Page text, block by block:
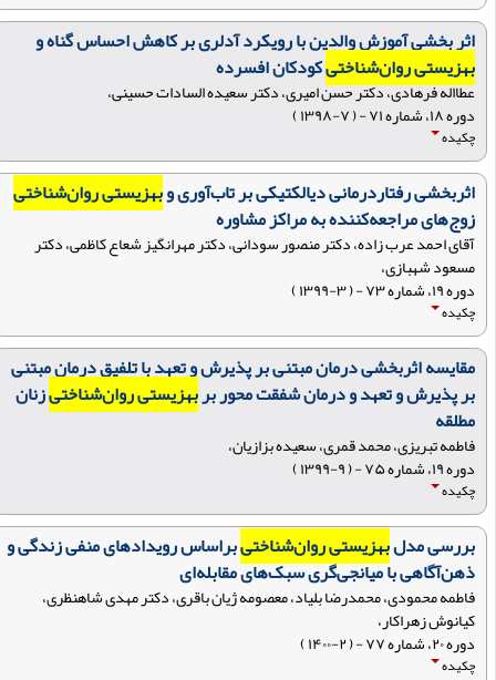
اثر بخشی آموزش والدین با رویکرد آدلری بر کاهش احساس گناه و
بهزیستی روان‌شناختیکودکان افسرده
عطااله فرهادی، دکتر حسن امیری، دکتر سعیده السادات حسینی،
دوره ۱۸، شماره ۷۱ - ( ۷-۱۳۹۸ )
چکیده
اثربخشی رفتاردرمانی دیالکتیکی بر تاب‌آوری وبهزیستی روان‌شناختی
زوج‌های مراجعه‌کننده به مراکز مشاوره
آقای احمد عرب زاده، دکتر منصور سودانی، دکتر مهرانگیز شعاع کاظمی، دکتر
مسعود شهبازی،
دوره ۱۹، شماره ۷۳ - ( ۳-۱۳۹۹ )
چکیده
مقایسه اثربخشی درمان مبتنی بر پذیرش و تعهد با تلفیق درمان مبتنی
بر پذیرش و تعهد و درمان شفقت محور بربهزیستی روان‌شناختیزنان
مطلقه
فاطمه تبریزی، محمد قمری، سعیده بزازیان،
دوره ۱۹، شماره ۷۵ - ( ۹-۱۳۹۹ )
چکیده
بررسی مدلبهزیستی روان‌شناختیبراساس رویدادهای منفی زندگی و
ذهن‌آگاهی با میانجی‌گری سبک‌های مقابله‌ای
فاطمه محمودی، محمدرضا بلیاد، معصومه ژیان باقری، دکتر مهدی شاهنظری،
کیانوش زهراکار،
دوره ۲۰، شماره ۷۷ - ( ۲-۱۴۰۰ )
چکیده